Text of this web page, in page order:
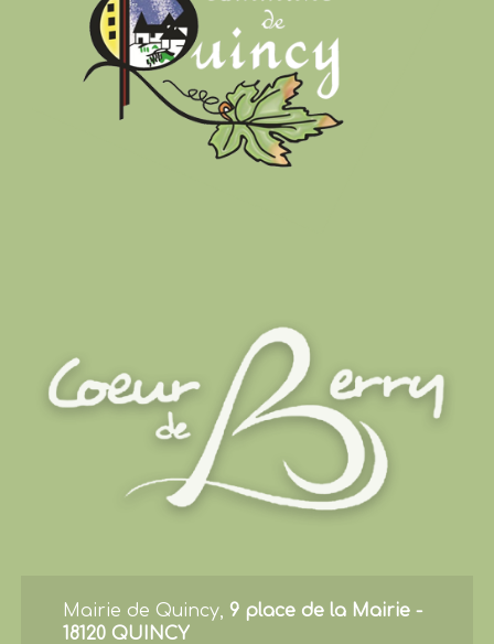
Mairie de Quincy, 9 place de la Mairie -
18120 QUINCY